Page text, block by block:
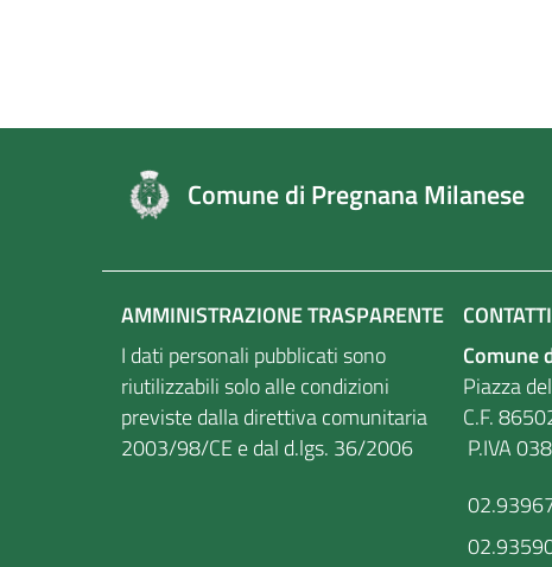
Comune di Pregnana Milanese
AMMINISTRAZIONE TRASPARENTE
I dati personali pubblicati sono
riutilizzabili solo alle condizioni
previste dalla direttiva comunitaria
2003/98/CE e dal d.lgs. 36/2006
CONTATTI
Comune
Piazza
C.F.
P.IVA